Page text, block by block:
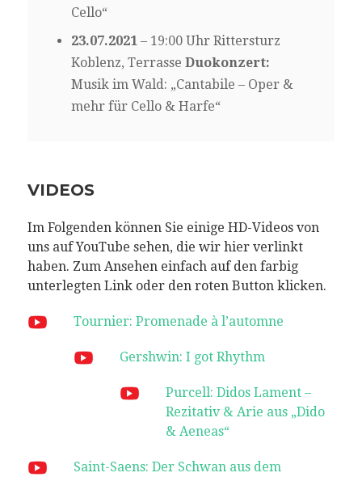
Cello“
23.07.2021– 19:00 Uhr Rittersturz
Koblenz, Terrasse Duokonzert:
Musik im Wald: „Cantabile – Oper &
mehr für Cello & Harfe“
VIDEOS
Im Folgenden können Sie einige HD-Videos von
uns auf YouTube sehen, die wir hier verlinkt
haben. Zum Ansehen einfach auf den farbig
unterlegten Link oder den roten Button klicken.
Tournier: Promenade à l’automne
Gershwin: I got Rhythm
Purcell: Didos Lament –
Rezitativ & Arie aus „Dido
& Aeneas“
Saint-Saens: Der Schwan aus dem